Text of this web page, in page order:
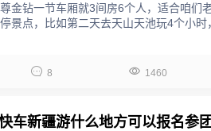
金钻一节车厢就3间房6个人，适合咱们
景点，比如第二天去天山天池玩4个小
 8  1460
车新疆游什么地方可以报名参团